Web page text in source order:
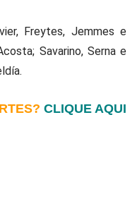
Freytes, Jemmes e
Savarino, Serna e
CLIQUE AQUI